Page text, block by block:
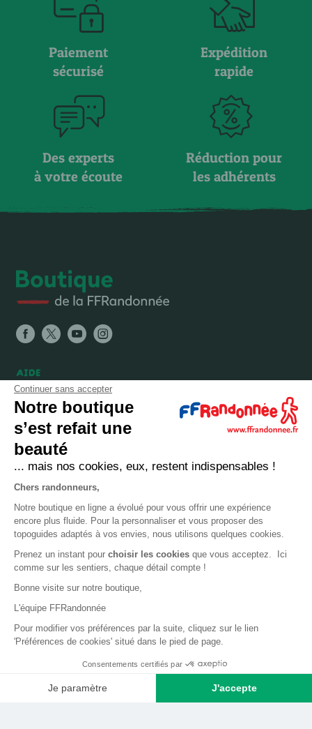
Paiement
sécurisé
Expédition
rapide
Des experts
à votre écoute
Réduction pour
les adhérents
AIDE
FAQ
Expéditions, livraisons et retours
Nous contacter
Qui sommes-nous ?
Comment devenir adhérent ?
CGV et politique de confidentialité
Cookies
LA FÉDÉRATION
Faire un don
Continuer sans accepter
Notre boutique
s’est refait une
beauté
... mais nos cookies, eux, restent indispensables !
Chers randonneurs,
Notre boutique en ligne a évolué pour vous offrir une expérience
encore plus fluide. Pour la personnaliser et vous proposer des
topoguides adaptés à vos envies, nous utilisons quelques cookies.
Prenez un instant pour choisir les cookies que vous acceptez. Ici
comme sur les sentiers, chaque détail compte !
Bonne visite sur notre boutique,
L'équipe FFRandonnée
Pour modifier vos préférences par la suite, cliquez sur le lien
'Préférences de cookies' situé dans le pied de page.
Consentements certifiés par
Je paramètre J'accepte